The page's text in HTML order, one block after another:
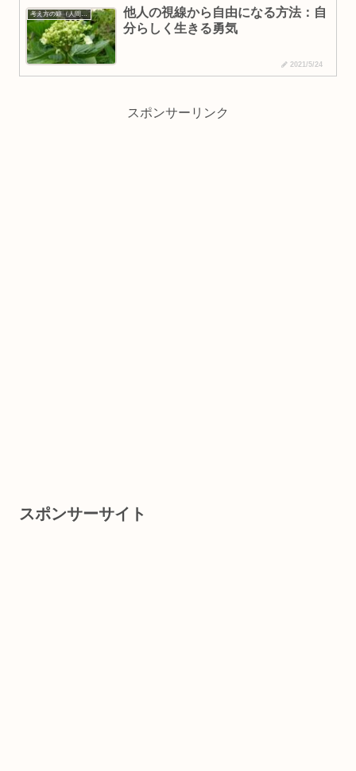
考え方の癖（人間理解・なりたい自分）
他人の視線から自由になる方法：自
分らしく生きる勇気
2021/5/24
スポンサーリンク
スポンサーサイト